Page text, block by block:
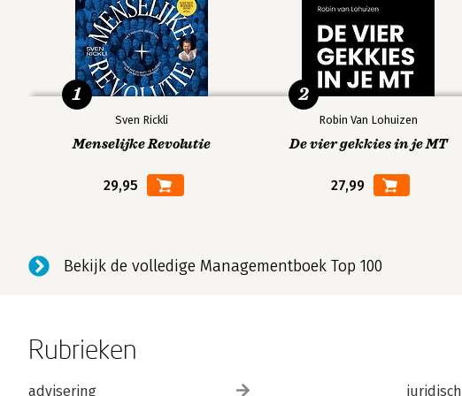
Sven Rickli
Menselijke Revolutie
29,95
1
Robin Van Lohuizen
De vier gekkies in je MT
27,99
2
Bekijk de volledige Managementboek Top 100
Rubrieken
advisering juridisch